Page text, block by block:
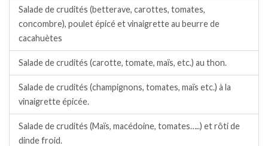
Salade de crudités (betterave, carottes, tomates,
concombre), poulet épicé et vinaigrette au beurre de
cacahuètes
Salade de crudités (carotte, tomate, maïs, etc.) au thon.
Salade de crudités (champignons, tomates, maïs etc.) à la
vinaigrette épicée.
Salade de crudités (Maïs, macédoine, tomates…..) et rôti de
dinde froid.